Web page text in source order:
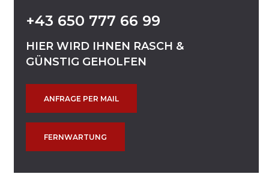
+43 650 777 66 99
HIER WIRD IHNEN RASCH &
GÜNSTIG GEHOLFEN
ANFRAGE PER MAIL
FERNWARTUNG